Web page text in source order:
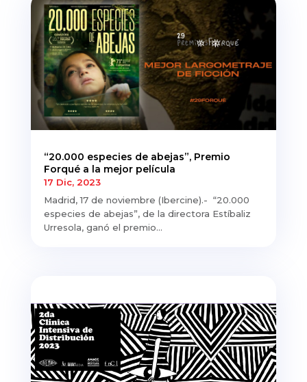
“20.000 especies de abejas”, Premio
Forqué a la mejor película
17 Dic, 2023
Madrid, 17 de noviembre (Ibercine).- “20.000
especies de abejas”, de la directora Estíbaliz
Urresola, ganó el premio...